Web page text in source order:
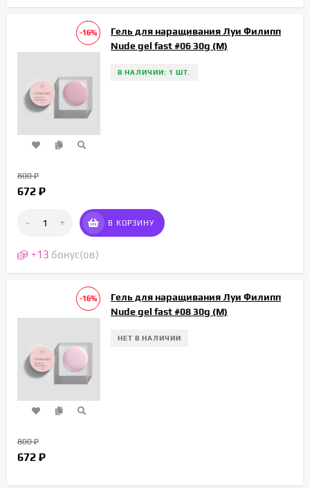
-16%
Гель для наращивания Луи Филипп
Nude gel fast #06 30g (М)
В НАЛИЧИИ: 1 ШТ.
800₽
672 ₽
- + В КОРЗИНУ
+13 бонус(ов)
-16%
Гель для наращивания Луи Филипп
Nude gel fast #08 30g (М)
НЕТ В НАЛИЧИИ
800₽
672 ₽